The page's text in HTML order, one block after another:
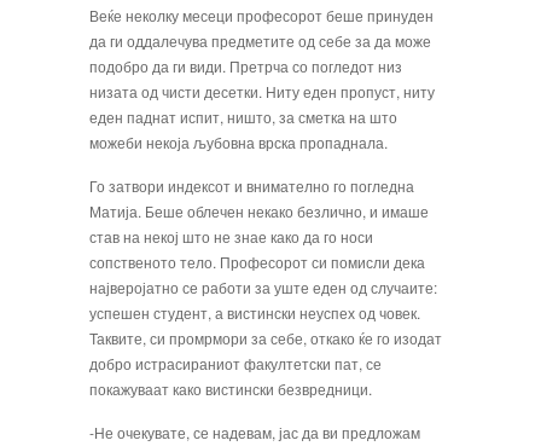
Веќе неколку месеци професорот беше принуден
да ги оддалечува предметите од себе за да може
подобро да ги види. Претрча со погледот низ
низата од чисти де­сетки. Ниту еден пропуст, ниту
еден пад­нат испит, ништо, за сметка на што
можеби некоја љубовна врска пропаднала.
Го затвори индексот и внимателно го по­гледна
Матија. Беше облечен некако без­лично, и имаше
став на некој што не знае како да го носи
сопственото тело. Профе­сорот си помисли дека
најверојатно се ра­боти за уште еден од случаите:
успешен студент, а вистински неуспех од човек.
Таквите, си промрмори за себе, откако ќе го изодат
добро истрасираниот факултет­ски пат, се
покажуваат како вистински без­вредници.
-Не очекувате, се надевам, јас да ви пред­ложам